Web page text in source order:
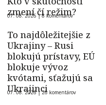
zmení čí režim?
07. 08. 2026 |8 komentárov
To najdôležitejšie z
Ukrajiny – Rusi
blokujú prístavy, EÚ
blokuje vývoz
kvótami, sťažujú sa
Ukrajinci
07. 08. 2026 |26 komentárov